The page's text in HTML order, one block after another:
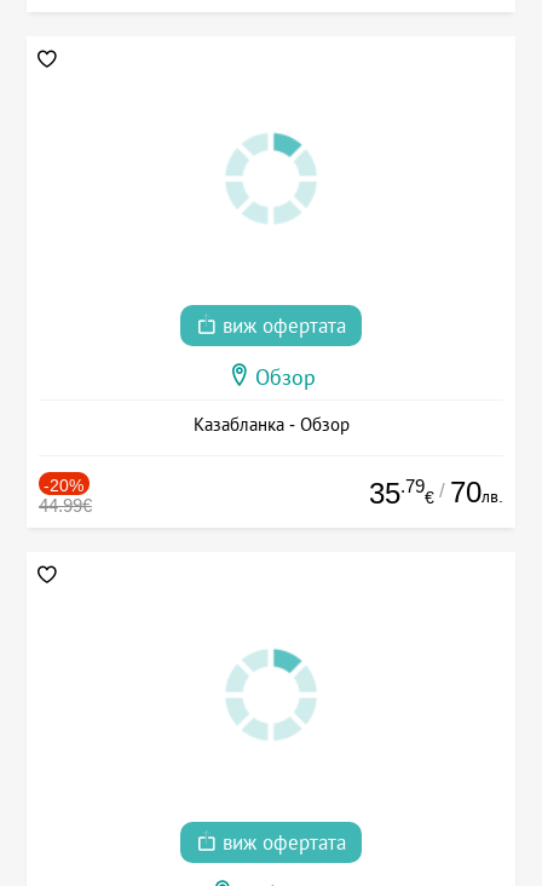
виж офертата
Обзор
Казабланка - Обзор
-20%
44.99€ 35.79
€ / 70лв.
виж офертата